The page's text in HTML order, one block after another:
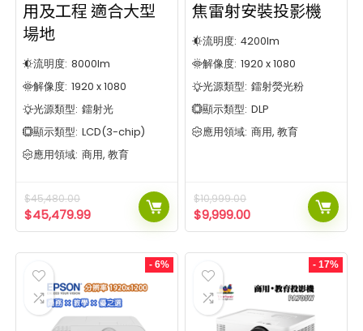
用及工程 適合大型
場地
流明度: 8000lm
解像度: 1920 x 1080
光源類型: 鐳射光
顯示類型: LCD(3-chip)
應用領域: 商用, 教育
$45,480.00
$45,479.99
焦雷射安裝投影機
流明度: 4200lm
解像度: 1920 x 1080
光源類型: 鐳射熒光粉
顯示類型: DLP
應用領域: 商用, 教育
$10,999.00
$9,999.00
- 6% - 17%